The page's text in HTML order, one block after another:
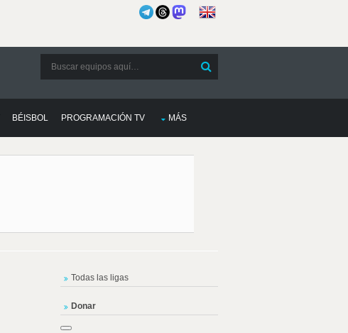
BÉISBOL PROGRAMACIÓN TV MÁS
Todas las ligas
Donar